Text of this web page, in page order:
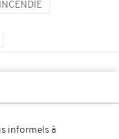
INCENDIE
informels à